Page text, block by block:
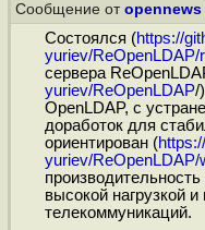
Сообщение от opennews
Состоялся (https://
yuriev/ReOpenLDAP/
сервера
yuriev/ReOpenLDAP/
OpenLDAP, с
доработок для
ориентирован (
yuriev/ReOpenLDAP/
высокой нагрузкой
телекоммуникаций.